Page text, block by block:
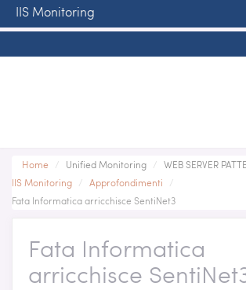
Home / Unified Monitoring / WEB SERVER
IIS Monitoring / Approfondimenti
/
Fata Informatica arricchisce SentiNet3
Fata Informatica
arricchisce
IIS Monitoring